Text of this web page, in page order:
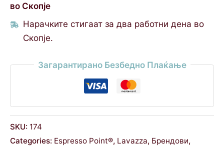
во Скопје
Нарачките стигаат за два работни дена во
Скопје.
Загарантирано Безбедно Плаќање
SKU: 174
Categories: Espresso Point®, Lavazza, Брендови,